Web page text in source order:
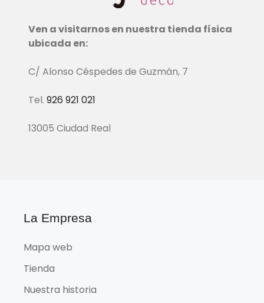
Ven a visitarnos en nuestra tienda física
ubicada en:
C/ Alonso Céspedes de Guzmán, 7
Tel. 926 921 021
13005 Ciudad Real
La Empresa
Mapa web
Tienda
Nuestra historia